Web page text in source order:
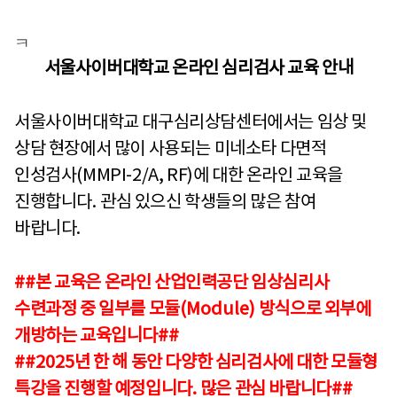
ㅋ
서울사이버대학교 온라인 심리검사 교육 안내
서울사이버대학교 대구심리상담센터에서는 임상 및
상담 현장에서 많이 사용되는 미네소타 다면적
인성검사(MMPI-2/A, RF)에 대한 온라인 교육을
진행합니다. 관심 있으신 학생들의 많은 참여
바랍니다.
##본 교육은 온라인 산업인력공단 임상심리사
수련과정 중 일부를 모듈(Module) 방식으로 외부에
개방하는 교육입니다##
##2025년 한 해 동안 다양한 심리검사에 대한 모듈형
특강을 진행할 예정입니다. 많은 관심 바랍니다##